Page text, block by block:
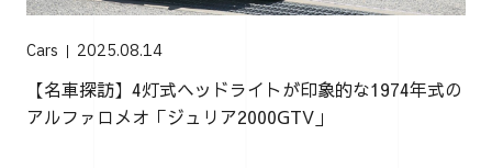
Cars 2025.08.14
【名車探訪】4灯式ヘッドライトが印象的な1974年式の
アルファロメオ「ジュリア2000GTV」